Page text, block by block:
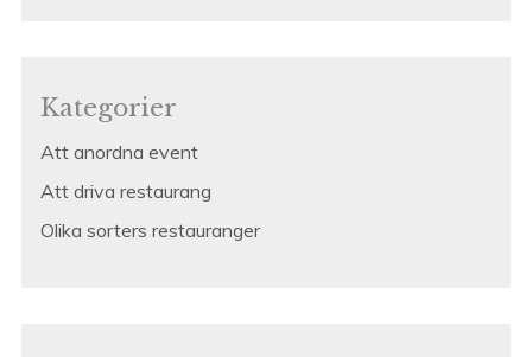
Kategorier
Att anordna event
Att driva restaurang
Olika sorters restauranger